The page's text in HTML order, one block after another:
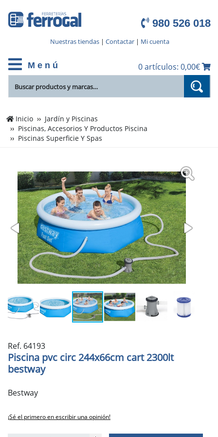
980 526 018
Nuestras tiendas| Contactar| Mi cuenta
M e n ú 0 artículos: 0,00€
Inicio
Jardín y Piscinas
Piscinas, Accesorios Y Productos Piscina
Piscinas Superficie Y Spas
Ref. 64193
Piscina pvc circ 244x66cm cart 2300lt
bestway
Bestway
¡Sé el primero en escribir una opinión!